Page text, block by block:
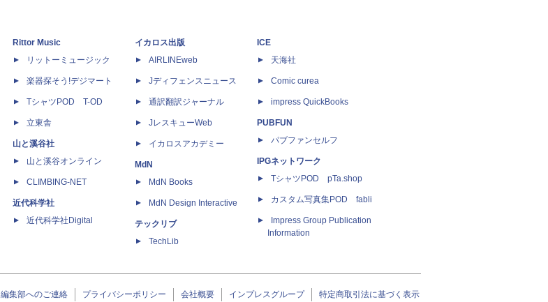
Rittor Music
リットーミュージック
楽器探そう!デジマート
TシャツPOD T-OD
立東舎
山と溪谷社
山と溪谷オンライン
CLIMBING-NET
近代科学社
近代科学社Digital
イカロス出版
AIRLINEweb
Jディフェンスニュース
通訳翻訳ジャーナル
JレスキューWeb
イカロスアカデミー
MdN
MdN Books
MdN Design Interactive
テックリブ
TechLib
ICE
天海社
Comic curea
impress QuickBooks
PUBFUN
パブファンセルフ
IPGネットワーク
TシャツPOD pTa.shop
カスタム写真集POD fabli
Impress Group Publication
Information
編集部へのご連絡 プライバシーポリシー 会社概要 インプレスグループ 特定商取引法に基づく表示